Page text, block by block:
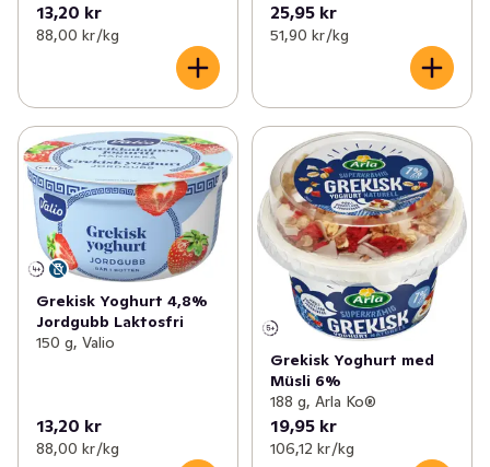
13,20 kr
88,00 kr /kg
25,95 kr
51,90 kr /kg
Grekisk Yoghurt 4,8%
Jordgubb Laktosfri
150 g, Valio
13,20 kr
88,00 kr /kg
Grekisk Yoghurt med
Müsli 6%
188 g, Arla Ko®
19,95 kr
106,12 kr /kg